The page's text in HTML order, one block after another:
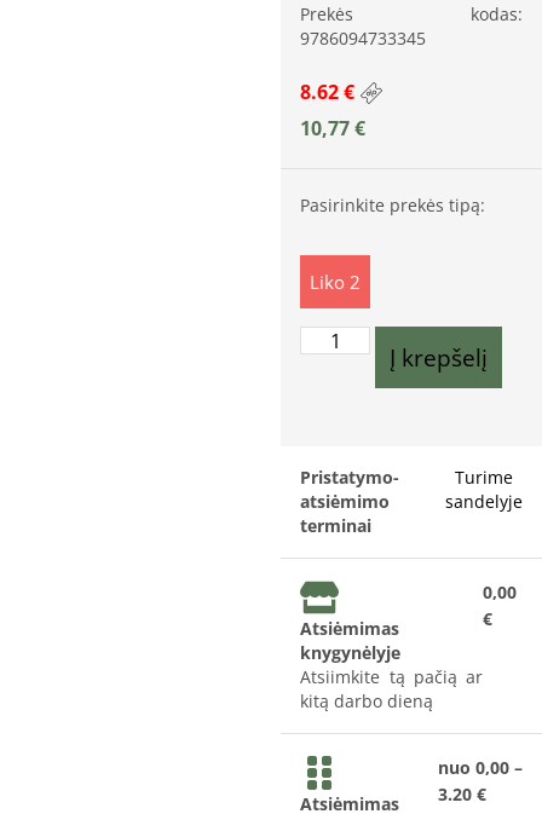
Prekės kodas:
9786094733345
8.62 €
10,77€
Pasirinkite prekės tipą:
Liko 2
Į krepšelį
Pristatymo-
atsiėmimo
terminai
Turime
sandelyje
Atsiėmimas
knygynėlyje
Atsiimkite tą pačią ar
kitą darbo dieną
0,00
€
Atsiėmimas
nuo 0,00 –
3.20 €